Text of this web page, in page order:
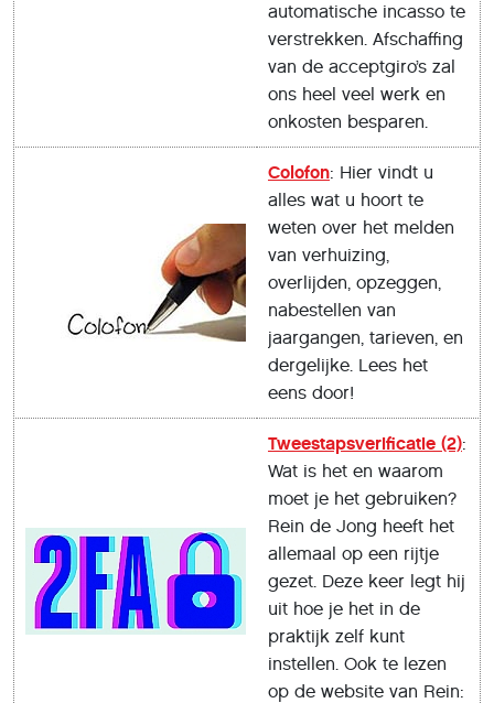
automatische incasso te
verstrekken. Afschaffing
van de acceptgiro’s zal
ons heel veel werk en
onkosten besparen.
Colofon: Hier vindt u
alles wat u hoort te
weten over het melden
van verhuizing,
overlijden, opzeggen,
nabestellen van
jaargangen, tarieven, en
dergelijke. Lees het
eens door!
Tweestapsverificatie (2):
Wat is het en waarom
moet je het gebruiken?
Rein de Jong heeft het
allemaal op een rijtje
gezet. Deze keer legt hij
uit hoe je het in de
praktijk zelf kunt
instellen. Ook te lezen
op de website van Rein: